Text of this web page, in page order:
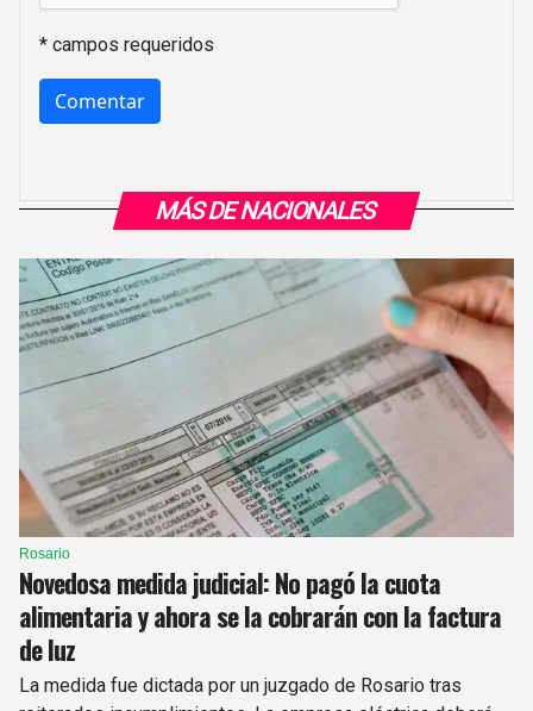
MÁS DE NACIONALES
Rosario
Novedosa medida judicial: No pagó la cuota
alimentaria y ahora se la cobrarán con la factura
de luz
La medida fue dictada por un juzgado de Rosario tras
* campos requeridos